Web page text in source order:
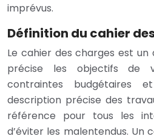
imprévus.
Définition du cahier
Le cahier des charges est
précise les objectifs de
contraintes budgétaires
description précise des
référence pour tous les
d’éviter les malentendus. Un